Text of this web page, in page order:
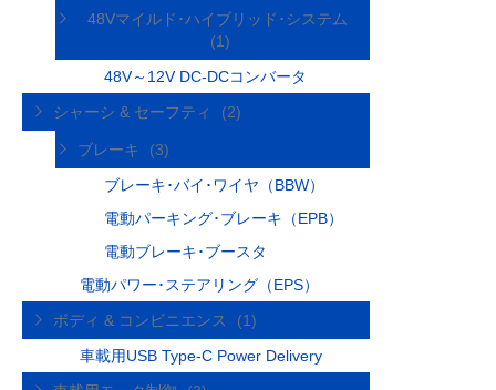
48Vマイルド･ハイブリッド･システム
(1)
48V～12V DC-DCコンバータ
シャーシ & セーフティ
(2)
ブレーキ
(3)
ブレーキ･バイ･ワイヤ（BBW）
電動パーキング･ブレーキ（EPB）
電動ブレーキ･ブースタ
電動パワー･ステアリング（EPS）
ボディ & コンビニエンス
(1)
車載用USB Type-C Power Delivery